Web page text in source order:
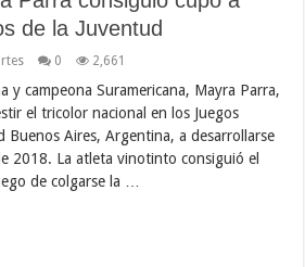
de la Juventud
0 2,661
y campeona Suramericana, Mayra Parra,
el tricolor nacional en los Juegos
Buenos Aires, Argentina, a desarrollarse
2018. La atleta vinotinto consiguió el
de colgarse la …